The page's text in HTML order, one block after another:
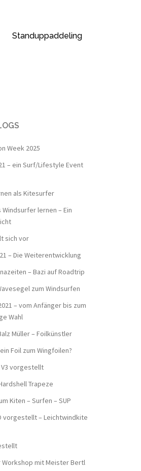
Standuppaddeling
Week 2025
– ein Surf/Lifestyle Event
als Kitesurfer
lernen – Ein
sich vor
– Die Weiterentwicklung
– Bazi auf Roadtrip
zum Windsurfen
– vom Anfänger bis zum
Wahl
Müller – Foilkünstler
Foil zum Wingfoilen?
V3 vorgestellt
Trapeze
Kiten – Surfen – SUP
vorgestellt – Leichtwindkite
Workshop mit Meister Bertl